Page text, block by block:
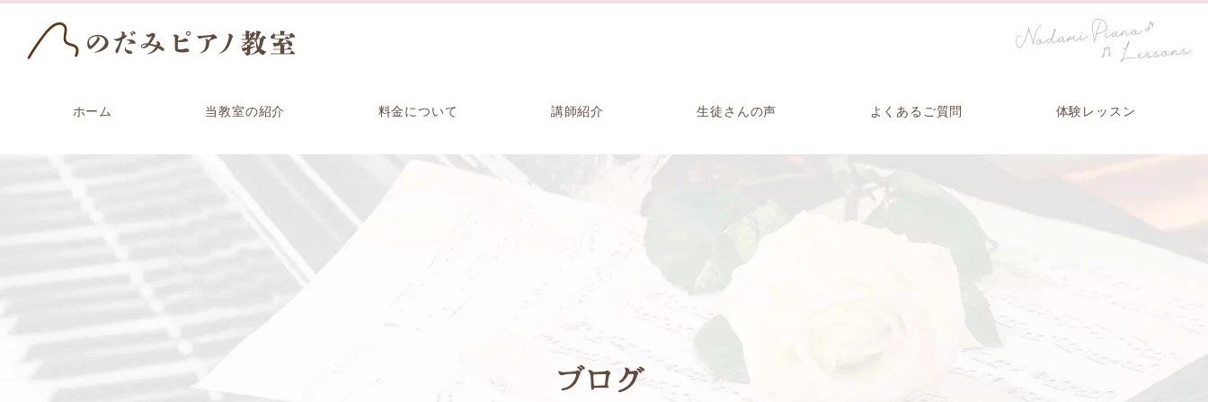
ホーム 当教室の紹介 料金について 講師紹介 生徒さんの声 よくあるご質問 体験レッスン
ブログ